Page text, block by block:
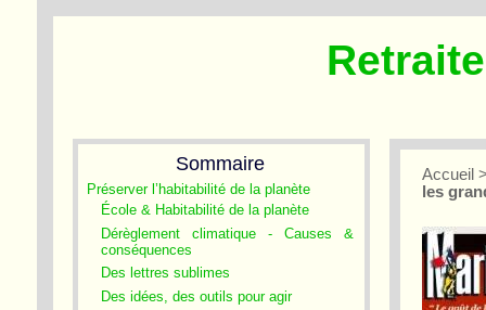
Sommaire
Préserver l’habitabilité de la planète
École & Habitabilité de la planète
Dérèglement climatique - Causes &
conséquences
Des lettres sublimes
Des idées, des outils pour agir
Accueil
les